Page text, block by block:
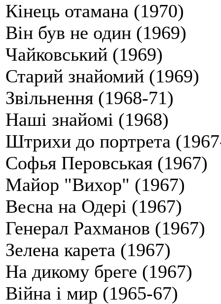
Кінець отамана (1970)
Він був не один (1969)
Чайковський (1969)
Старий знайомий (1969)
Звільнення (1968-71)
Наші знайомі (1968)
Штрихи до портрета
Софья Перовськая (1967)
Майор "Вихор" (1967)
Весна на Одері (1967)
Генерал Рахманов (1967)
Зелена карета (1967)
На дикому бреге (1967)
Війна і мир (1965-67)